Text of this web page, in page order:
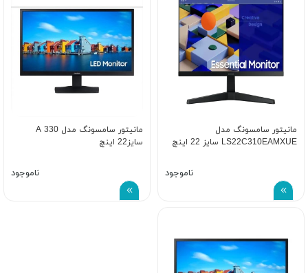
مانیتور سامسونگ مدل
LS22C310EAMXUE سایز 22 اینچ
ناموجود
مانیتور سامسونگ مدل A 330
سایز22 اینچ
ناموجود